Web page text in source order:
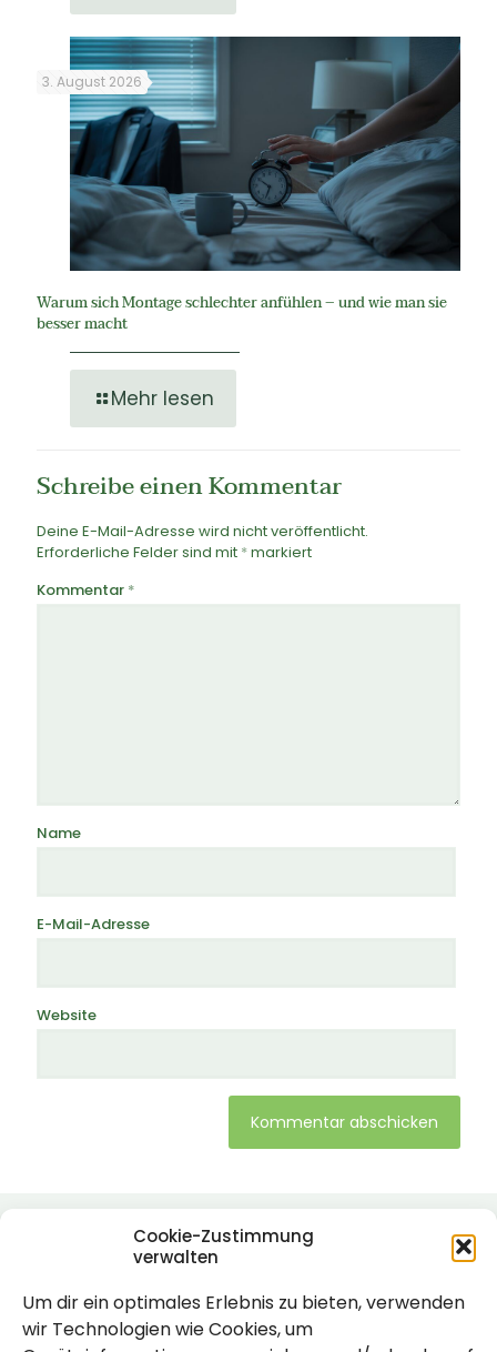
Cookie-Zustimmung
verwalten
Um dir ein optimales Erlebnis zu bieten, verwenden
wir Technologien wie Cookies, um
3. August 2026
Warum sich Montage schlechter anfühlen – und wie man sie
besser macht
Mehr lesen
Schreibe einen Kommentar
Deine E-Mail-Adresse wird nicht veröffentlicht.
Erforderliche Felder sind mit *markiert
Kommentar *
Name
E-Mail-Adresse
Website